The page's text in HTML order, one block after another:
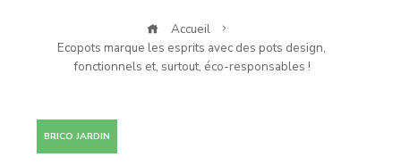
Accueil
Ecopots marque les esprits avec des pots design,
fonctionnels et, surtout, éco-responsables !
BRICO JARDIN